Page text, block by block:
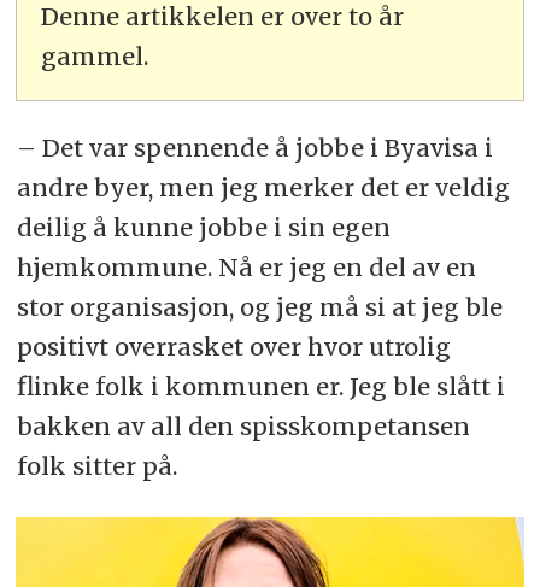
Denne artikkelen er over to år
gammel.
– Det var spennende å jobbe i Byavisa i
andre byer, men jeg merker det er veldig
deilig å kunne jobbe i sin egen
hjemkommune. Nå er jeg en del av en
stor organisasjon, og jeg må si at jeg ble
positivt overrasket over hvor utrolig
flinke folk i kommunen er. Jeg ble slått i
bakken av all den spisskompetansen
folk sitter på.